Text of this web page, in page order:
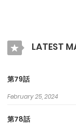
ムはあなたを楽しま
LATEST
第79話
February 25, 2024
第78話